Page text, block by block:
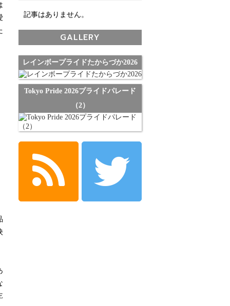
記事はありません。
GALLERY
レインボープライドたからづか2026
Tokyo Pride 2026プライドパレード
（2）